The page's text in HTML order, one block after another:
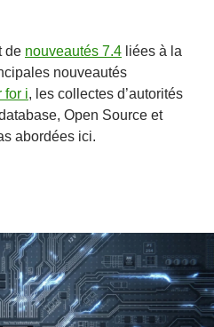
de nouveautés 7.4 liées à la
nouveautés
for i, les collectes d’autorités
Open Source et
abordées ici.
nouveautés IBM i 7.4